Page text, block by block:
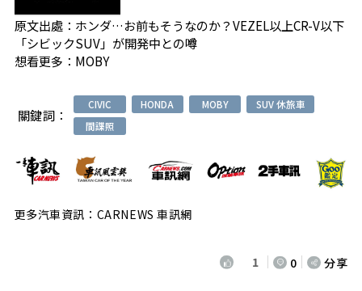
原文出處： ホンダ…お前もそうなのか？VEZEL以上CR-V以下
「シビックSUV」が開発中との噂
想看更多： MOBY
關鍵詞：
CIVIC HONDA MOBY
SUV 休旅車
間諜照
更多汽車資訊：CARNEWS 車訊網
1 0 分享